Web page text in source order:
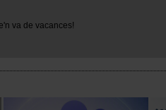
va de vacances!